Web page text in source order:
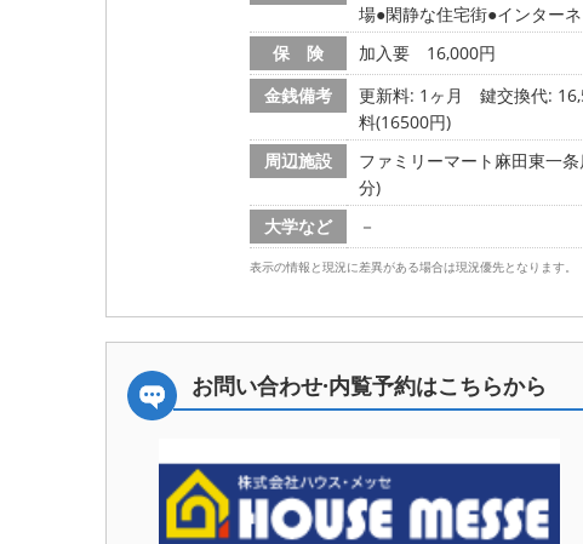
場 閑静な住宅街 インター
保 険
加入要 16,000円
金銭備考
更新料: 1ヶ月 鍵交換代:
料(16500円)
周辺施設
ファミリーマート麻田東一
分)
大学など
－
表示の情報と現況に差異がある場合は現況優先となります。
お問い合わせ·内覧予約はこちらから